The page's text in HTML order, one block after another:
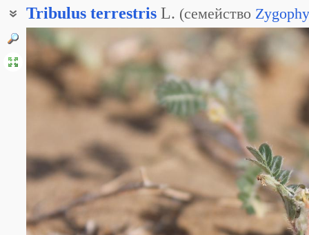
Tribulus terrestris L. (семейство
Якорец наземный
Якорцы наземные